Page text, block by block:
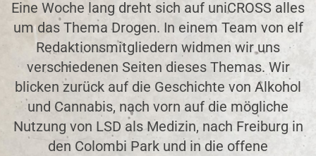
Eine Woche lang dreht sich auf uniCROSS alles
um das Thema Drogen. In einem Team von elf
Redaktionsmitgliedern widmen wir uns
verschiedenen Seiten dieses Themas. Wir
blicken zurück auf die Geschichte von Alkohol
und Cannabis, nach vorn auf die mögliche
Nutzung von LSD als Medizin, nach Freiburg in
den Colombi Park und in die offene